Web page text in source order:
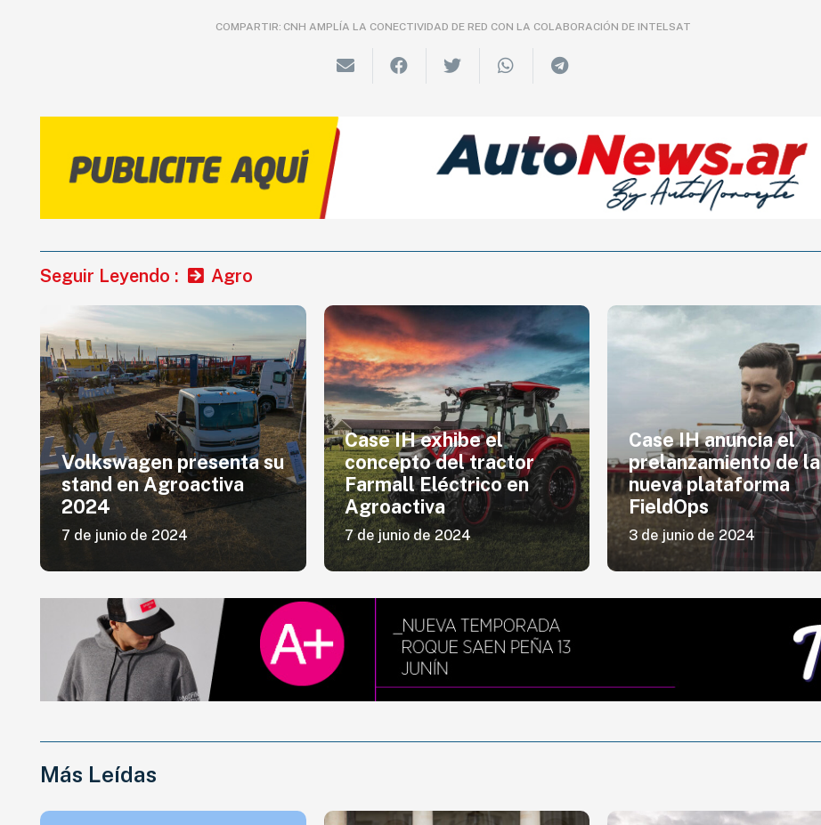
COMPARTIR: CNH AMPLÍA LA CONECTIVIDAD DE RED CON LA COLABORACIÓN DE INTELSAT
Seguir Leyendo : Agro
Volkswagen presenta su
stand en Agroactiva
2024
7 de junio de 2024
Case IH exhibe el
concepto del tractor
Farmall Eléctrico en
Agroactiva
7 de junio de 2024
Case IH anuncia el
prelanzamiento de la
nueva plataforma
FieldOps
3 de junio de 2024
Más Leídas